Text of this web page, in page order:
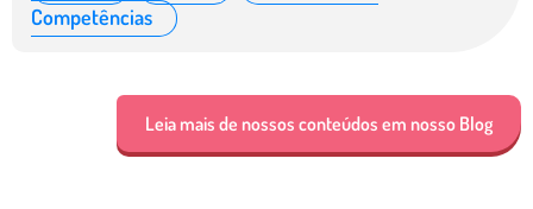
Competências
Leia mais de nossos conteúdos em nosso Blog